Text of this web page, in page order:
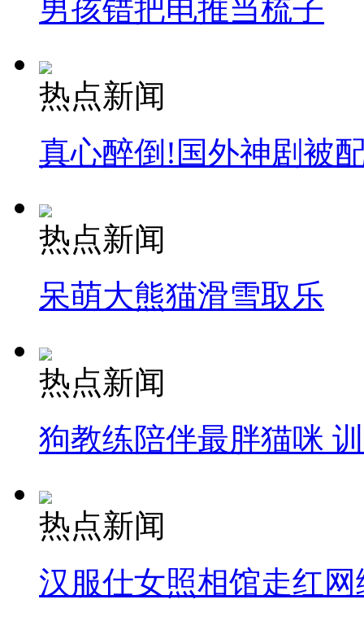
男孩错把电推当梳子
热点新闻
真心醉倒!国外神剧被
热点新闻
呆萌大熊猫滑雪取乐
热点新闻
狗教练陪伴最胖猫咪
热点新闻
汉服仕女照相馆走红网